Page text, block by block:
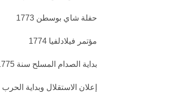
حفلة شاي بوسطن 1773
مؤتمر فيلادلفيا 1774
بداية الصدام المسلح سنة 1775
إعلان الاستقلال وبداية الحرب